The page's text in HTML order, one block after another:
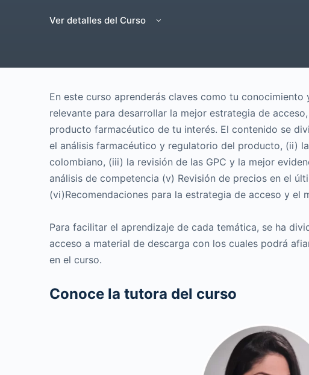
Ver detalles del Curso
En este curso aprenderás claves como tu
relevante para desarrollar la mejor estrategia de
producto farmacéutico de tu interés. El contenido se
el análisis farmacéutico y regulatorio del producto, (ii)
colombiano, (iii) la revisión de las GPC y la mejor
análisis de competencia (v) Revisión de precios en el
(vi)Recomendaciones para la estrategia de acceso y el
Para facilitar el aprendizaje de cada temática, se ha
acceso a material de descarga con los cuales podrá
en el curso.
Conoce la tutora del curso